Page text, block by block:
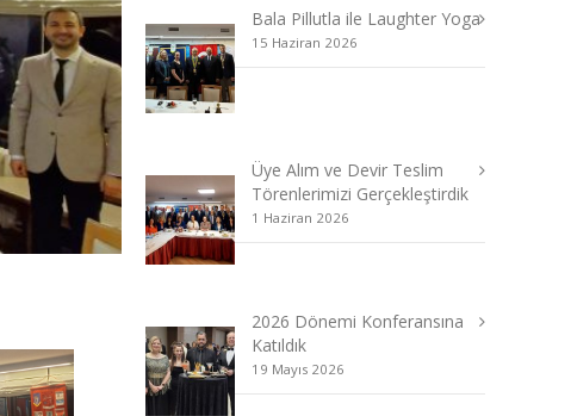
Bala Pillutla ile Laughter Yoga
15 Haziran 2026
Üye Alım ve Devir Teslim
Törenlerimizi Gerçekleştirdik
1 Haziran 2026
2026 Dönemi Konferansına
Katıldık
19 Mayıs 2026